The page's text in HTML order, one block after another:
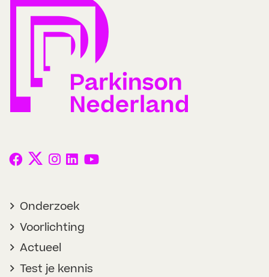
Onderzoek
Voorlichting
Actueel
Test je kennis